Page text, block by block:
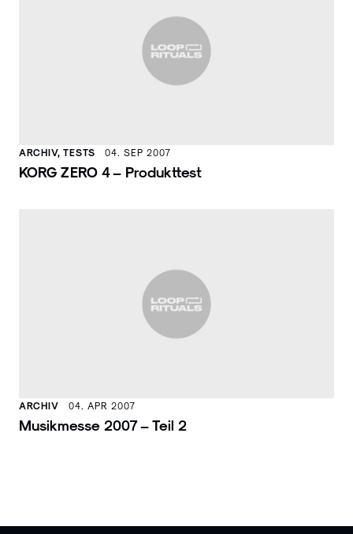
ARCHIV, TESTS 04. SEP 2007
KORG ZERO 4 – Produkttest
ARCHIV 04. APR 2007
Musikmesse 2007 – Teil 2